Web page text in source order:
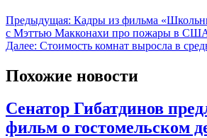
Предыдущая: Кадры из фильма
с Мэттью Макконахи про пожары в
Далее: Стоимость комнат выросла в
Похожие новости
Сенатор Гибатдинов
фильм о гостомельском